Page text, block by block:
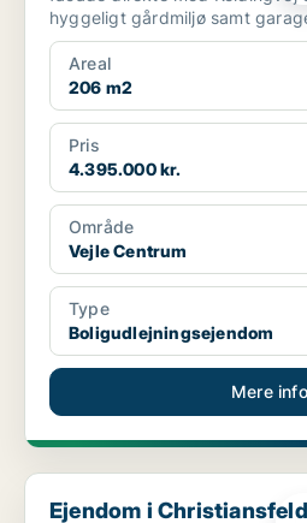
hyggeligt gårdmiljø samt
Bleggaardsgade. Ejen...
Areal
206 m2
Pris
4.395.000 kr.
Område
Vejle Centrum
Type
Boligudlejningsejendom
Mere info
Ejendom i Christiansfeld
Ejendom i Christiansfeld